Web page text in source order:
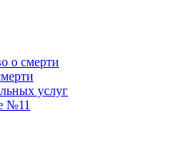
о смерти
услуг
№11